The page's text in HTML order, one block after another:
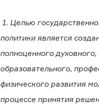
1. Целью
политики является
полноценного духовного,
образовательного,
физического развития
процессе принятия